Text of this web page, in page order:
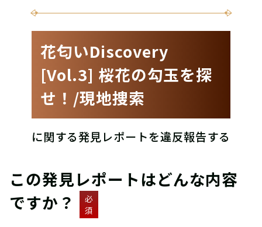
花匂いDiscovery
[Vol.3] 桜花の勾玉を探
せ！/現地捜索
に関する発見レポートを違反報告する
この発見レポートはどんな内容
ですか？
必
須